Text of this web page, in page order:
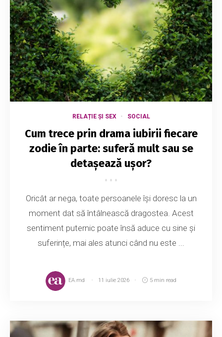
RELAȚIE ȘI SEX SOCIAL
Cum trece prin drama iubirii fiecare
zodie în parte: suferă mult sau se
detașează ușor?
Oricât ar nega, toate persoanele își doresc la un
moment dat să întâlnească dragostea. Acest
sentiment puternic poate însă aduce cu sine și
suferințe, mai ales atunci când nu este ...
EA.md 11 iulie 2026 5 min read